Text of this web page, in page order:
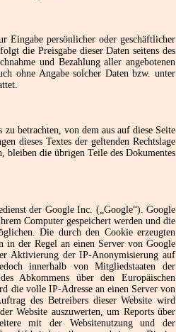
Eingabe persönlicher oder geschäftlicher
die Preisgabe dieser Daten seitens des
und Bezahlung aller angebotenen
ohne Angabe solcher Daten bzw. unter
zu betrachten, von dem aus auf diese Seite
dieses Textes der geltenden Rechtslage
bleiben die übrigen Teile des Dokumentes
der Google Inc. („Google“). Google
Computer gespeichert werden und die
Die durch den Cookie erzeugten
in der Regel an einen Server von Google
Aktivierung der IP-Anonymisierung auf
innerhalb von Mitgliedstaaten der
Abkommens über den Europäischen
die volle IP-Adresse an einen Server von
des Betreibers dieser Website wird
Website auszuwerten, um Reports über
mit der Websitenutzung und der